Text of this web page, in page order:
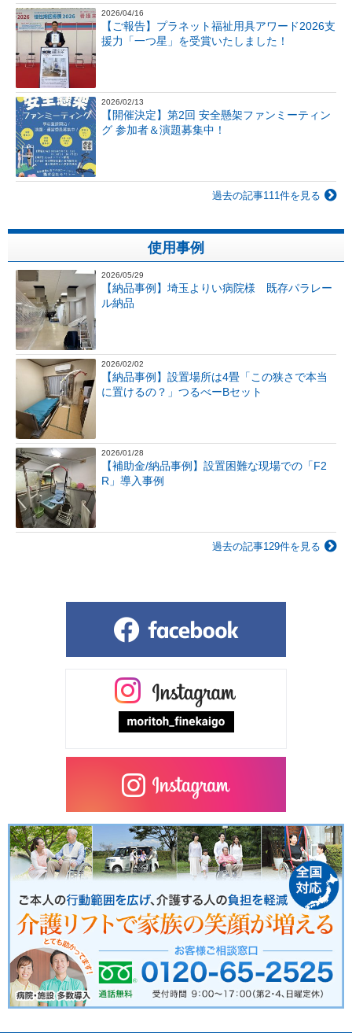
2026/04/16
【ご報告】プラネット福祉用具アワード2026支
援力「一つ星」を受賞いたしました！
2026/02/13
【開催決定】第2回 安全懸架ファンミーティン
グ 参加者＆演題募集中！
過去の記事111件を見る
使用事例
2026/05/29
【納品事例】埼玉よりい病院様 既存パラレー
ル納品
2026/02/02
【納品事例】設置場所は4畳「この狭さで本当
に置けるの？」つるべーBセット
2026/01/28
【補助金/納品事例】設置困難な現場での「F2
R」導入事例
過去の記事129件を見る